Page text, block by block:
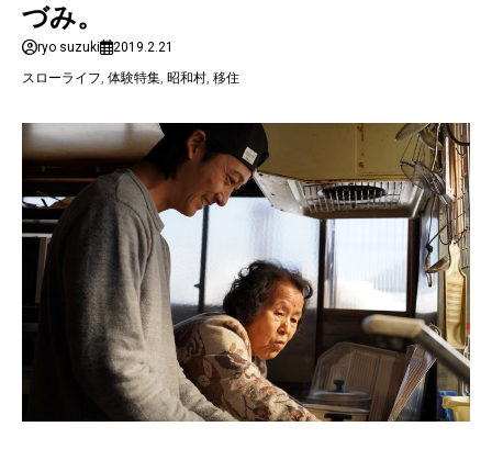
づみ。
ryo suzuki
2019.2.21
スローライフ, 体験特集, 昭和村, 移住